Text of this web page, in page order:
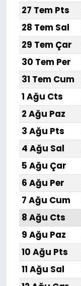
27 Tem Pts
28 Tem Sal
29 Tem Çar
30 Tem Per
31 Tem Cum
1 Ağu Cts
2 Ağu Paz
3 Ağu Pts
4 Ağu Sal
5 Ağu Çar
6 Ağu Per
7 Ağu Cum
8 Ağu Cts
9 Ağu Paz
10 Ağu Pts
11 Ağu Sal